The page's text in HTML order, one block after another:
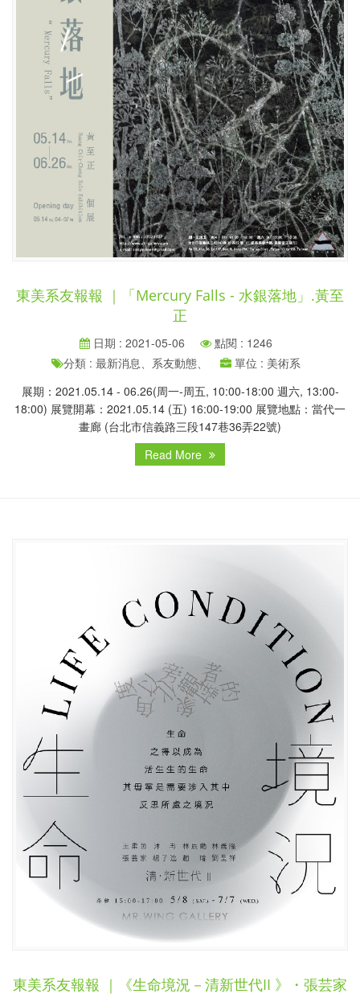
東美系友報報 ｜「Mercury Falls - 水銀落地」.黃至
正
日期 : 2021-05-06
點閱 : 1246
分類 : 最新消息、系友動態、
單位 : 美術系
展期：2021.05.14 - 06.26(周一-周五, 10:00-18:00 週六, 13:00-
18:00) 展覽開幕：2021.05.14 (五) 16:00-19:00 展覽地點：當代一
畫廊 (台北市信義路三段147巷36弄22號)
Read More
東美系友報報 ｜《生命境況－清新世代II 》​・張芸家